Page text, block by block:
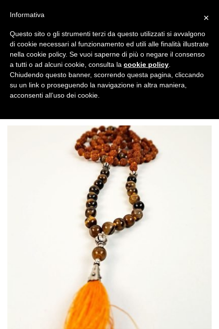
contenuti
NEWSLETTER
ACCESSORI / MALA E BRACCIALI INDIANI
×
Informativa
Questo sito o gli strumenti terzi da questo utilizzati si avvalgono
di cookie necessari al funzionamento ed utili alle finalità illustrate
nella cookie policy. Se vuoi saperne di più o negare il consenso
a tutti o ad alcuni cookie, consulta la cookie policy
Chiudendo questo banner, scorrendo questa pagina, cliccando
su un link o proseguendo la navigazione in altra maniera,
acconsenti all’uso dei cookie.